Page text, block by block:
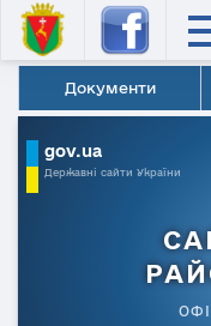
Документи
gov.ua
Державні сайти України